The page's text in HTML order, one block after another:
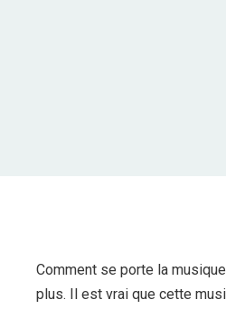
Comment se porte la
plus. Il est vrai que cette